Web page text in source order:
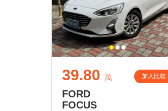
39.80 萬 加入比較
FORD
FOCUS